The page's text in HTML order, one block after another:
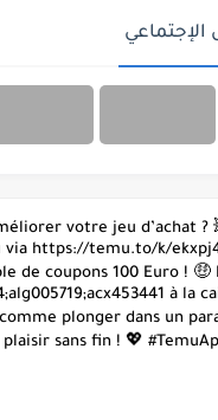
الإجتماعي
améliorer votre jeu d’achat
via https://temu.to/k/
de coupons 100 Euro !
à la
plonger dans un
plaisir sans fin ! 💖